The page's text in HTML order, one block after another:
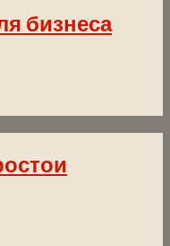
бизнеса